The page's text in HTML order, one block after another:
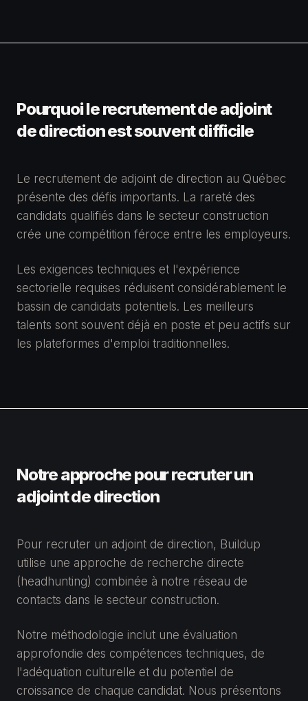
Pourquoi le recrutement de adjoint
de direction est souvent difficile
Le recrutement de adjoint de direction au Québec
présente des défis importants. La rareté des
candidats qualifiés dans le secteur construction
crée une compétition féroce entre les employeurs.
Les exigences techniques et l'expérience
sectorielle requises réduisent considérablement le
bassin de candidats potentiels. Les meilleurs
talents sont souvent déjà en poste et peu actifs sur
les plateformes d'emploi traditionnelles.
Notre approche pour recruter un
adjoint de direction
Pour recruter un adjoint de direction, Buildup
utilise une approche de recherche directe
(headhunting) combinée à notre réseau de
contacts dans le secteur construction.
Notre méthodologie inclut une évaluation
approfondie des compétences techniques, de
l'adéquation culturelle et du potentiel de
croissance de chaque candidat. Nous présentons